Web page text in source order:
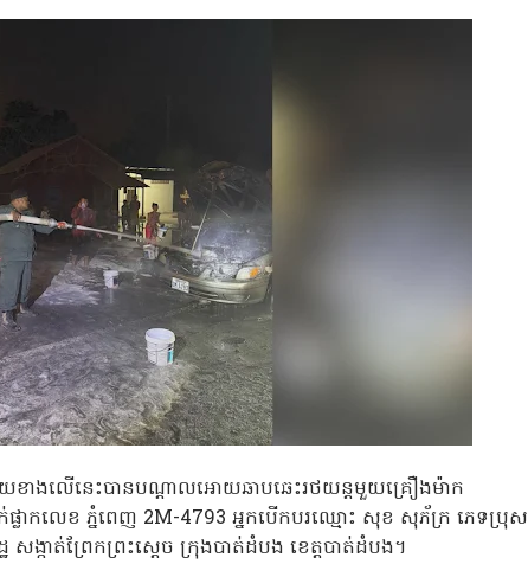
យខាងលើនេះបានបណ្តាលអោយឆាបឆេះរថយន្តមួយគ្រឿងម៉ាក
ផ្លាកលេខ ភ្នំពេញ 2M-4793 អ្នកបើកបរឈ្មោះ សុខ សុភ័ក្រ ភេទប្រុស
ង្កាត់ព្រែកព្រះស្ដេច ក្រុងបាត់ដំបង ខេត្តបាត់ដំបង។